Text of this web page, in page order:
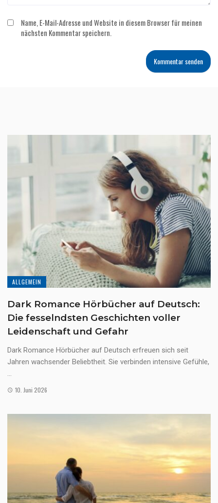
Name, E-Mail-Adresse und Website in diesem Browser für meinen
nächsten Kommentar speichern.
ALLGEMEIN
Dark Romance Hörbücher auf Deutsch:
Die fesselndsten Geschichten voller
Leidenschaft und Gefahr
Dark Romance Hörbücher auf Deutsch erfreuen sich seit
Jahren wachsender Beliebtheit. Sie verbinden intensive Gefühle,
...
10. Juni 2026